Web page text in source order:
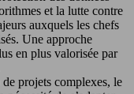
et la lutte contre
auxquels les chefs
Une approche
en plus valorisée par
projets complexes, le